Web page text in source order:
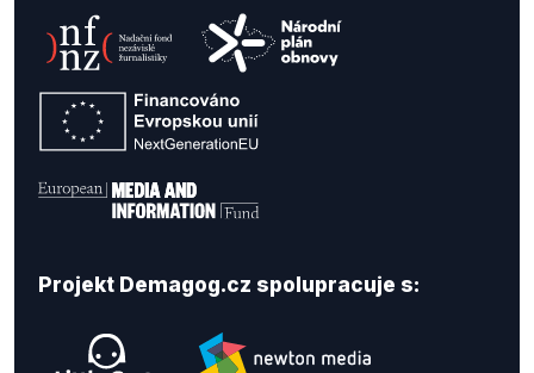
Projekt Demagog.cz spolupracuje s: